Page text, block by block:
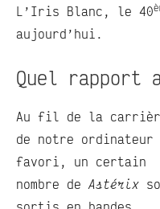
L’Iris Blanc, le 40
aujourd’hui.
Quel rapport
Au fil de la
de notre ordinateur
favori, un certain
nombre de Astérix